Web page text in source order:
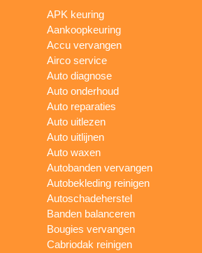
APK keuring
Aankoopkeuring
Accu vervangen
Airco service
Auto diagnose
Auto onderhoud
Auto reparaties
Auto uitlezen
Auto uitlijnen
Auto waxen
Autobanden vervangen
Autobekleding reinigen
Autoschadeherstel
Banden balanceren
Bougies vervangen
Cabriodak reinigen